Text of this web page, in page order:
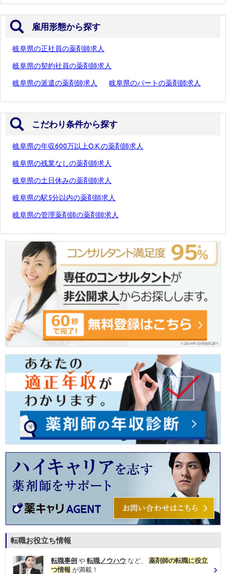
雇用形態から探す
岐阜県の正社員の薬剤師求人
岐阜県の契約社員の薬剤師求人
岐阜県の派遣の薬剤師求人 岐阜県のパートの薬剤師求人
こだわり条件から探す
岐阜県の年収600万以上O.K.の薬剤師求人
岐阜県の残業なしの薬剤師求人
岐阜県の土日休みの薬剤師求人
岐阜県の駅5分以内の薬剤師求人
岐阜県の管理薬剤師の薬剤師求人
転職お役立ち情報
転職事例 や 転職ノウハウ など、 薬剤師の転職に役立
つ情報 が満載！